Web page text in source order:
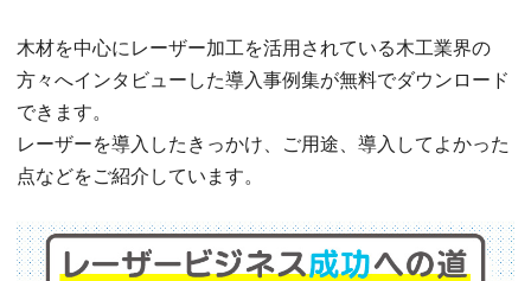
木材を中心にレーザー加工を活用されている木工業界の
方々へインタビューした導入事例集が無料でダウンロード
できます。
レーザーを導入したきっかけ、ご用途、導入してよかった
点などをご紹介しています。